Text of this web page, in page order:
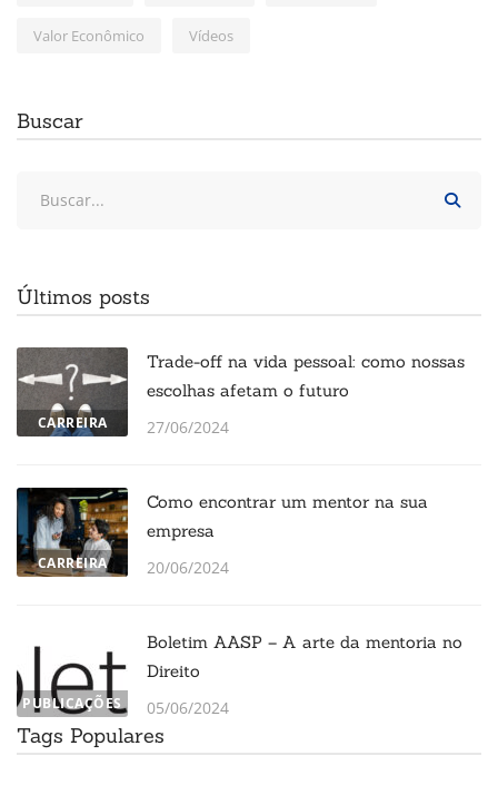
Valor Econômico Vídeos
Buscar
Últimos posts
CARREIRA
Trade-off na vida pessoal: como nossas
escolhas afetam o futuro
27/06/2024
CARREIRA
Como encontrar um mentor na sua
empresa
20/06/2024
PUBLICAÇÕES
Boletim AASP – A arte da mentoria no
Direito
05/06/2024
Tags Populares